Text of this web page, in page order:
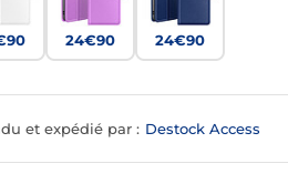
24€90 24€90
et expédié par : Destock Access